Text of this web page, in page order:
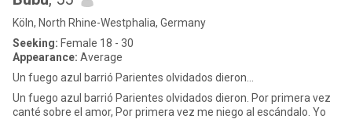
Köln, North Rhine-Westphalia, Germany
Seeking: Female 18 - 30
Appearance: Average
Un fuego azul barrió Parientes olvidados dieron...
Un fuego azul barrió Parientes olvidados dieron. Por primera vez
canté sobre el amor, Por primera vez me niego al escándalo. Yo